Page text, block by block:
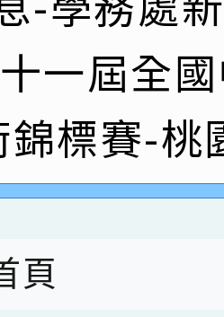
師王老師、
林老師
教師榮獲教
-第二名
參與2026世
科學小創客佳
名。
一屆全
錦標賽-桃
頁